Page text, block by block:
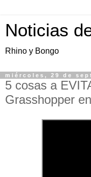
Noticias
Rhino y Bongo
miércoles, 29 de
5 cosas a
Grasshopper